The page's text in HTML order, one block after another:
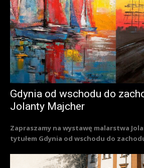
Gdynia od wschodu do
Jolanty Majcher
Zapraszamy na wystawę malarstwa
tytułem Gdynia od wschodu do